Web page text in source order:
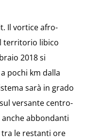
Il vortice afro-
territorio libico
2018 si
pochi km dalla
sarà in grado
versante centro-
abbondanti
tra le restanti ore